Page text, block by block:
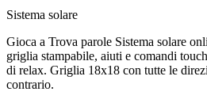
Sistema solare
Gioca a Trova parole Sistema solare
griglia stampabile, aiuti e comandi
di relax. Griglia 18x18 con tutte le
contrario.